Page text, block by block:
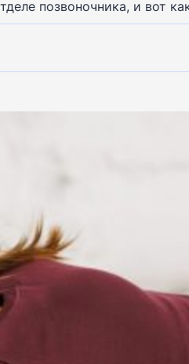
позвоночника, и вот